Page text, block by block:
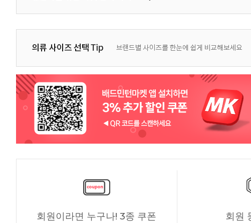
회원이라면 누구나! 3종 쿠폰 회원